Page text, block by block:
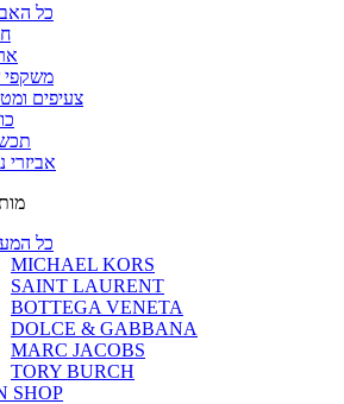
כל
צעיפים
אביזרי
כל
MICHAEL KORS
SAINT LAURENT
BOTTEGA VENETA
DOLCE & GABBANA
MARC JACOBS
TORY BURCH
SHOP